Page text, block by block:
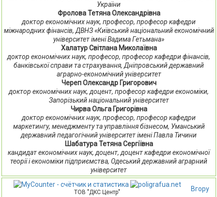
України
Фролова Тетяна Олександрівна
доктор економічних наук, професор, професор кафедри
міжнародних фінансів, ДВНЗ «Київський національний економічний
університет імені Вадима Гетьмана»
Халатур Світлана Миколаївна
доктор економічних наук, професор, професор кафедри фінансів,
банківської справи та страхування, Дніпровський державний
аграрно-економічний університет
Череп Олександр Григорович
доктор економічних наук, доцент, професор кафедри економіки,
Запорізький національний університет
Чирва Ольга Григорівна
доктор економічних наук, професор, професор кафедри
маркетингу, менеджменту та управління бізнесом, Уманський
державний педагогічний університет імені Павла Тичини
Шабатура Тетяна Сергіївна
кандидат економічних наук, доцент, доцент кафедри економічної
теорії і економіки підприємства, Одеський державний аграрний
університет
Вгору
ТОВ "ДКС Центр"